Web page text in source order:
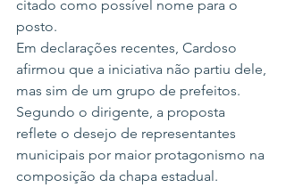
citado como possível nome para o
posto.
Em declarações recentes, Cardoso
afirmou que a iniciativa não partiu dele,
mas sim de um grupo de prefeitos.
Segundo o dirigente, a proposta
reflete o desejo de representantes
municipais por maior protagonismo na
composição da chapa estadual.